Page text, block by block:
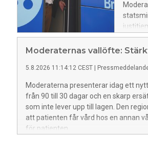
genom
Moderaternas vallöfte:
5.8.2026 11:14:12 CEST
Moderaterna presenterar idag ett
från 90 till 30 dagar och en skarp
som inte lever upp till lagen. Den
att patienten får vård hos en annan
för patienten.